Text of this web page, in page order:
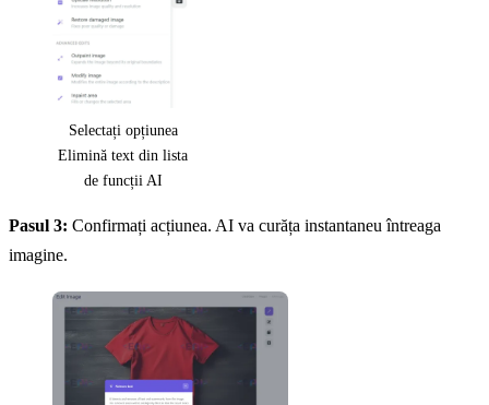
Selectați opțiunea
Elimină text din lista
de funcții AI
Pasul 3: Confirmați acțiunea. AI va curăța instantaneu întreaga
imagine.